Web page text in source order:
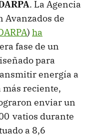
. La Agencia
Avanzados de
) ha
fase de un
para
energía a
reciente,
enviar un
vatios durante
a 8,6